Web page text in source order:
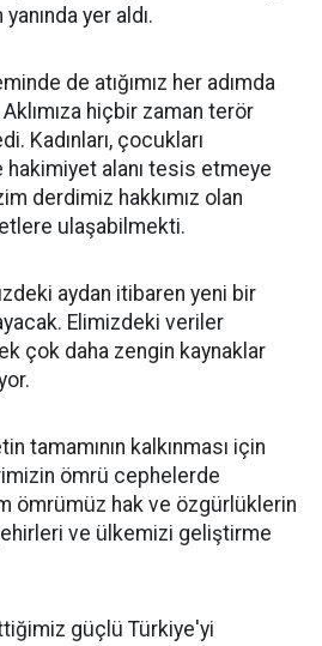
yer aldı.
de atığımız her adımda
hiçbir zaman terör
Kadınları, çocukları
alanı tesis etmeye
derdimiz hakkımız olan
ulaşabilmekti.
aydan itibaren yeni bir
Elimizdeki veriler
çok daha zengin kaynaklar
tamamının kalkınması için
ömrü cephelerde
ömrümüz hak ve özgürlüklerin
ve ülkemizi geliştirme
güçlü Türkiye'yi